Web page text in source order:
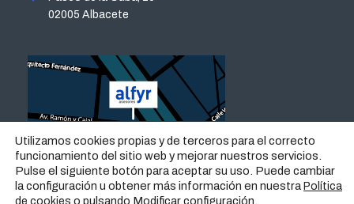
02005 Albacete
Utilizamos cookies propias y de terceros para el correcto
funcionamiento del sitio web y mejorar nuestros servicios.
Pulse el siguiente botón para aceptar su uso. Puede cambiar
la configuración u obtener más información en nuestra Política
de cookies o pulsando Modificar configuración